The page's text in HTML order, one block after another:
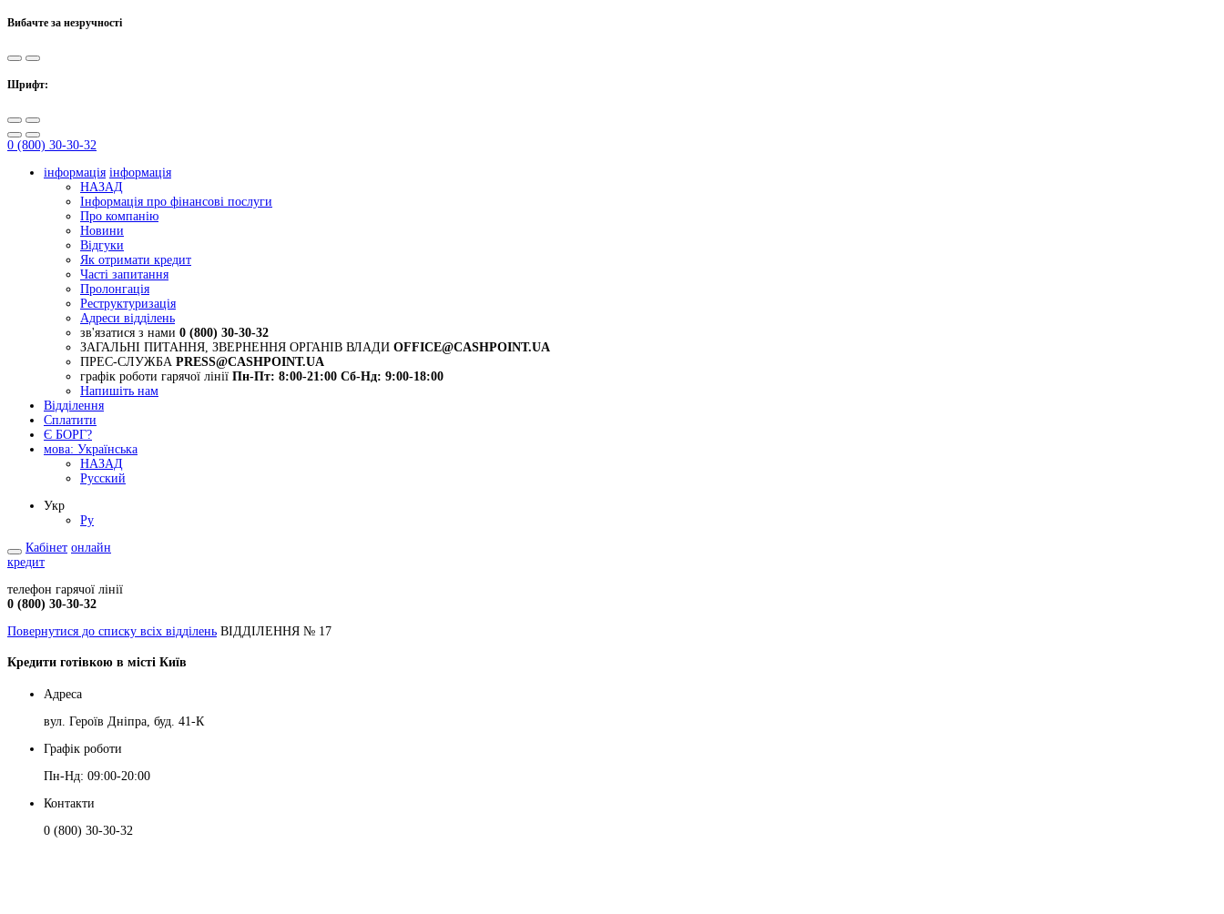
Вибачте за незручності
Шрифт:
0 (800) 30-30-32
інформація інформація
НАЗАД
Інформація про фінансові послуги
Про компанію
Новини
Відгуки
Як отримати кредит
Часті запитання
Пролонгація
Реструктуризація
Адреси відділень
зв'язатися з нами 0 (800) 30-30-32
ЗАГАЛЬНІ ПИТАННЯ, ЗВЕРНЕННЯ ОРГАНІВ ВЛАДИ OFFICE@CASHPOINT.UA
ПРЕС-СЛУЖБА PRESS@CASHPOINT.UA
графік роботи гарячої лінії Пн-Пт: 8:00-21:00 Сб-Нд: 9:00-18:00
Напишіть нам
Відділення
Сплатити
Є БОРГ?
мова: Українська
НАЗАД
Русский
Укр
Ру
Кабінет онлайн
кредит
телефон гарячої лінії
0 (800) 30-30-32
Повернутися до списку всіх відділень ВІДДІЛЕННЯ № 17
Кредити готівкою в місті Київ
Адреса
вул. Героїв Дніпра, буд. 41-К
Графік роботи
Пн-Нд: 09:00-20:00
Контакти
0 (800) 30-30-32